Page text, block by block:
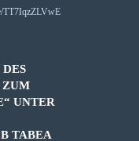
ZUM
UNTER
TABEA